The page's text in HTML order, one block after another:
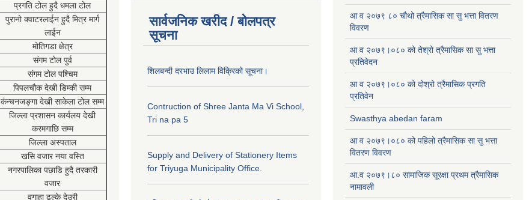
प्रगति टोल हुदै धमला टोल
पुरानो क्वाटरलाईन हुदै मित्र मार्ग
लाईन
मोतिगडा क्षेत्र
संगम टोल पुर्व
संगम टोल पश्चिम
पिपलचौक देखी डिम्की सम्म
कंन्चनजङ्गा देखी साकेला टोल सम्म
जिल्ला प्रशासन कार्यलय देखी
करमगाछि सम्म
जिल्ला अस्पताल
खसि वजार नया वस्ति
नगरपालिका पछाडि हुदै तरकारी
वजार
वगाहा ढल्के देउरी
सार्वजनिक खरीद / बोलपत्र
सूचना
शिलबन्दी दरभाउ लिलाम विक्रिको सूचना।
Contruction of Shree Janta Ma Vi School,
Tri na pa 5
Supply and Delivery of Stationery Items
for Triyuga Municipality Office.
आ व २०७९ ८० चौथो त्रैमासिक सा सु भत्ता वितरण
विवरण
आ व २०७९।०८० को तेश्रो त्रैमासिक सा सु भत्ता
प्रतिवेदन
आ व २०७९।०८० को दोश्रो त्रैमासिक प्रगति
प्रतिवेन
Swasthya abedan faram
आ व २०७९।०८० को पहिलो त्रैमासिक सा सु भत्ता
वितरण विवरण
आ.व २०७९।८० सामाजिक सूरक्षा प्रथम त्रैमासिक
नामावली